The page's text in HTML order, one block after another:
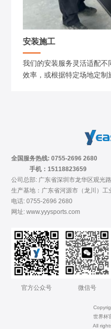
安装施工
我们的安装服务灵活适配
效率，或根据特定场地定制
全国服务热线: 0755-2696 2680
手机：15118823659
公司总部: 广东省深圳市龙华区观光
生产基地：广东省河源市（龙川）
电话: 0755-2696 2680
网址: www.yyysports.com
官方公众号 微信号
世界杯
All